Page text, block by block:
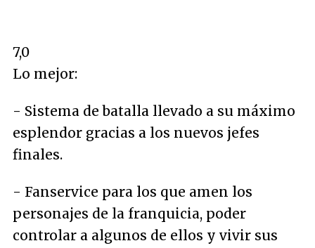
7,0
Lo mejor:
- Sistema de batalla llevado a su máximo
esplendor gracias a los nuevos jefes
finales.
- Fanservice para los que amen los
personajes de la franquicia, poder
controlar a algunos de ellos y vivir sus